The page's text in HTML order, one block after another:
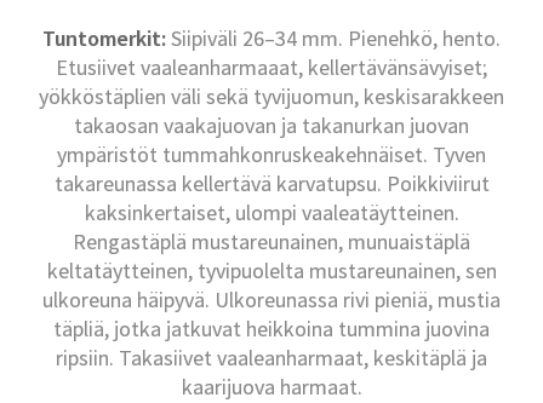
Tuntomerkit:Siipiväli 26–34 mm. Pienehkö, hento.
Etusiivet vaaleanharmaaat, kellertävänsävyiset;
yökköstäplien väli sekä tyvijuomun, keskisarakkeen
takaosan vaakajuovan ja takanurkan juovan
ympäristöt tummahkonruskeakehnäiset. Tyven
takareunassa kellertävä karvatupsu. Poikkiviirut
kaksinkertaiset, ulompi vaaleatäytteinen.
Rengastäplä mustareunainen, munuaistäplä
keltatäytteinen, tyvipuolelta mustareunainen, sen
ulkoreuna häipyvä. Ulkoreunassa rivi pieniä, mustia
täpliä, jotka jatkuvat heikkoina tummina juovina
ripsiin. Takasiivet vaaleanharmaat, keskitäplä ja
kaarijuova harmaat.